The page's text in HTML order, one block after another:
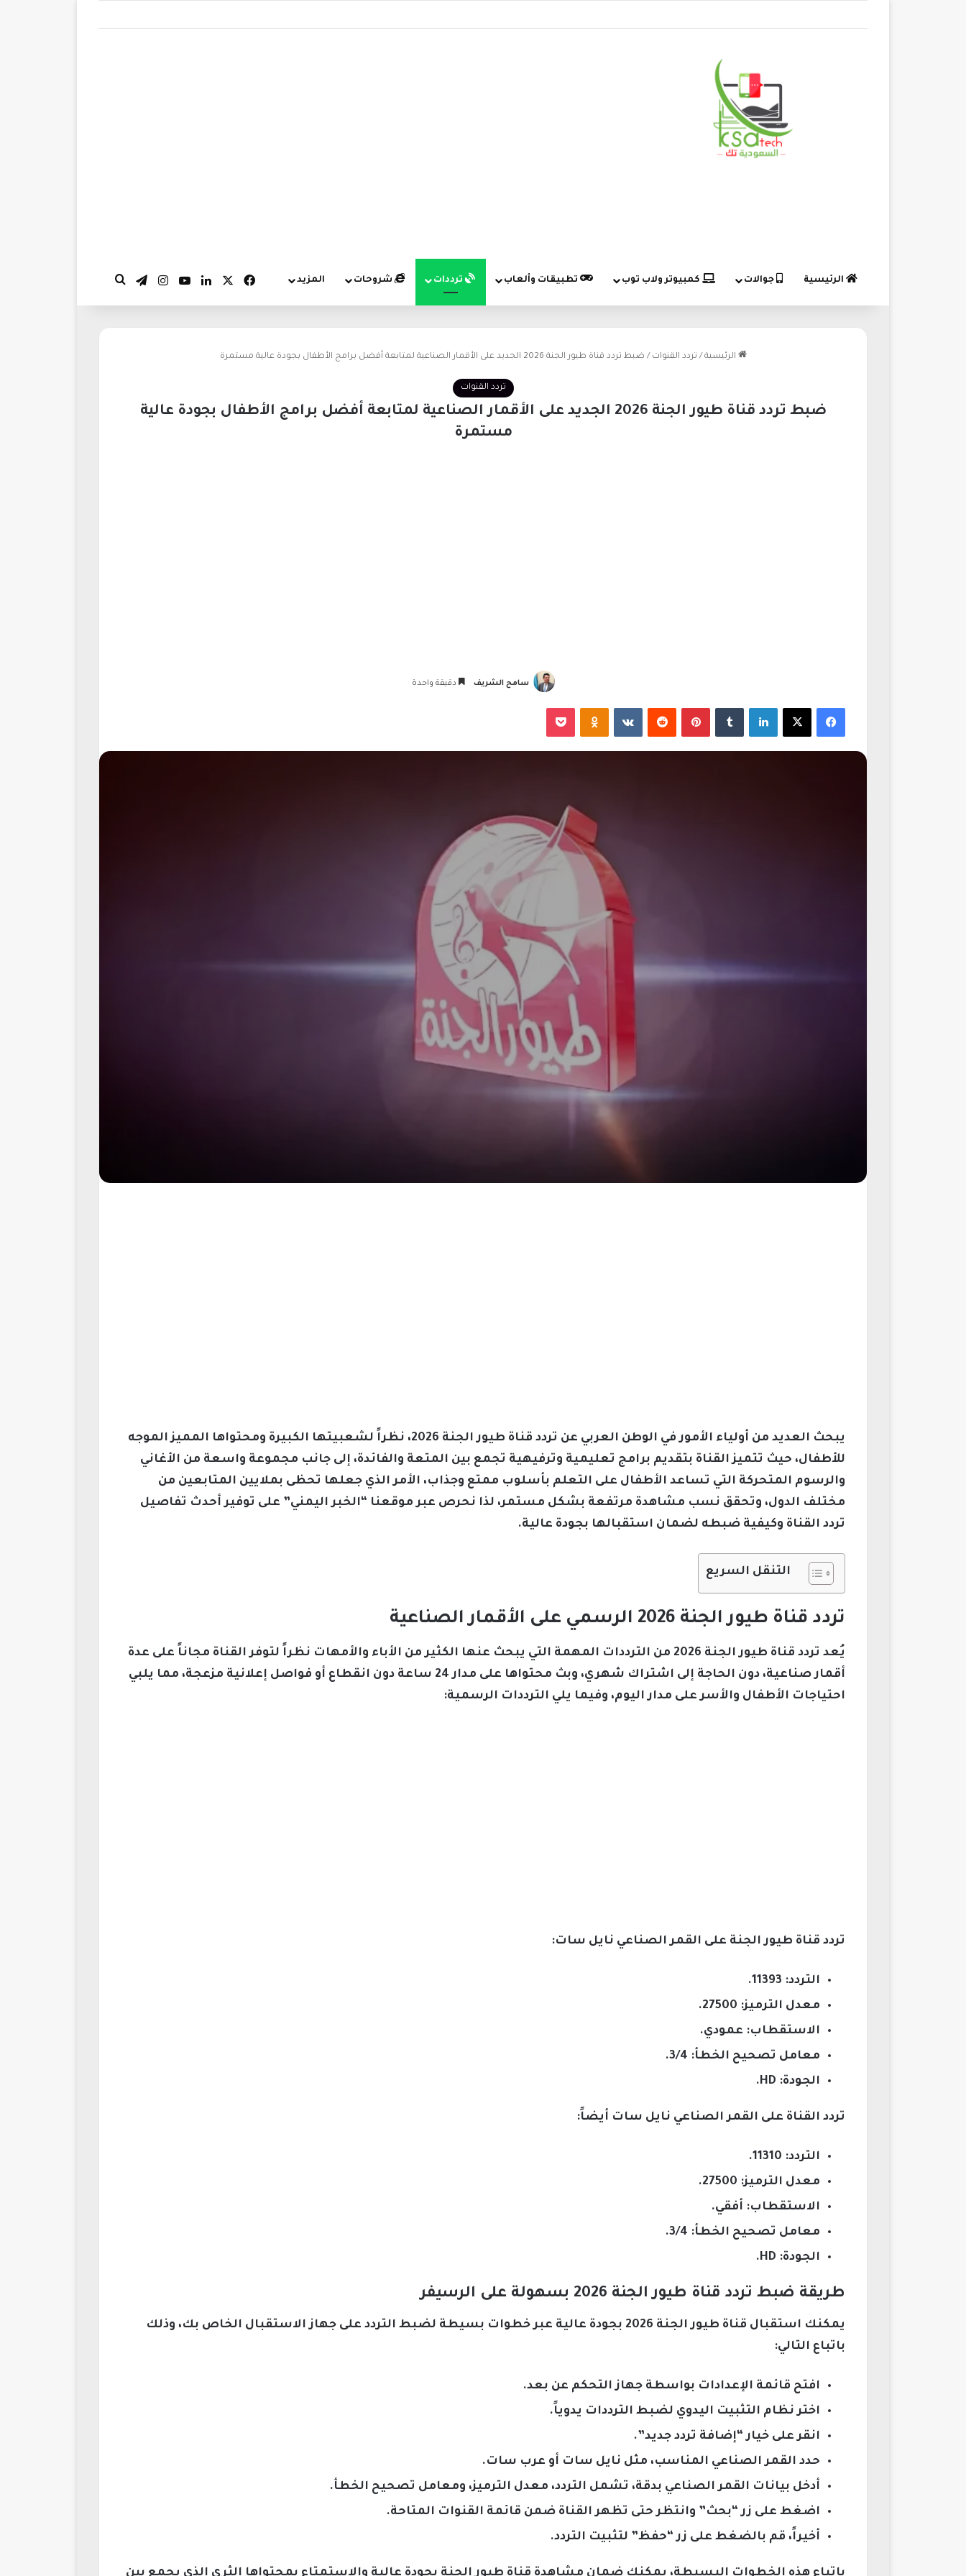
الرئيسية جوالات كمبيوتر ولاب توب تطبيقات وألعاب ترددات شروحات المزيد فيسبوك لينكدإن‫YouTubeانستقرام
تيلقرام
الرئيسية / تردد القنوات / ضبط تردد قناة طيور الجنة 2026 الجديد على الأقمار الصناعية لمتابعة أفضل برامج الأطفال بجودة عالية مستمرة
تردد القنوات
ضبط تردد قناة طيور الجنة 2026 الجديد على الأقمار الصناعية لمتابعة أفضل برامج الأطفال بجودة عالية
مستمرة
سامح الشريف دقيقة واحدة
فيسبوك لينكدإن بينتيريست
يبحث العديد من أولياء الأمور في الوطن العربي عن تردد قناة طيور الجنة 2026، نظراً لشعبيتها الكبيرة ومحتواها المميز الموجه
للأطفال، حيث تتميز القناة بتقديم برامج تعليمية وترفيهية تجمع بين المتعة والفائدة، إلى جانب مجموعة واسعة من الأغاني
والرسوم المتحركة التي تساعد الأطفال على التعلم بأسلوب ممتع وجذاب، الأمر الذي جعلها تحظى بملايين المتابعين من
مختلف الدول، وتحقق نسب مشاهدة مرتفعة بشكل مستمر، لذا نحرص عبر موقعنا “الخبر اليمني” على توفير أحدث تفاصيل
تردد القناة وكيفية ضبطه لضمان استقبالها بجودة عالية.
التنقل السريع
تردد قناة طيور الجنة 2026 الرسمي على الأقمار الصناعية
يُعد تردد قناة طيور الجنة 2026 من الترددات المهمة التي يبحث عنها الكثير من الأباء والأمهات نظراً لتوفر القناة مجاناً على عدة
أقمار صناعية، دون الحاجة إلى اشتراك شهري، وبث محتواها على مدار 24 ساعة دون انقطاع أو فواصل إعلانية مزعجة، مما يلبي
احتياجات الأطفال والأسر على مدار اليوم، وفيما يلي الترددات الرسمية:
تردد قناة طيور الجنة على القمر الصناعي نايل سات:
التردد: 11393.
معدل الترميز: 27500.
الاستقطاب: عمودي.
معامل تصحيح الخطأ: 3/4.
الجودة: HD.
تردد القناة على القمر الصناعي نايل سات أيضاً:
التردد: 11310.
معدل الترميز: 27500.
الاستقطاب: أفقي.
معامل تصحيح الخطأ: 3/4.
الجودة: HD.
طريقة ضبط تردد قناة طيور الجنة 2026 بسهولة على الرسيفر
يمكنك استقبال قناة طيور الجنة 2026 بجودة عالية عبر خطوات بسيطة لضبط التردد على جهاز الاستقبال الخاص بك، وذلك
باتباع التالي:
افتح قائمة الإعدادات بواسطة جهاز التحكم عن بعد.
اختر نظام التثبيت اليدوي لضبط الترددات يدوياً.
انقر على خيار “إضافة تردد جديد”.
حدد القمر الصناعي المناسب، مثل نايل سات أو عرب سات.
أدخل بيانات القمر الصناعي بدقة، تشمل التردد، معدل الترميز، ومعامل تصحيح الخطأ.
اضغط على زر “بحث” وانتظر حتى تظهر القناة ضمن قائمة القنوات المتاحة.
أخيراً، قم بالضغط على زر “حفظ” لتثبيت التردد.
باتباع هذه الخطوات البسيطة، يمكنك ضمان مشاهدة قناة طيور الجنة بجودة عالية والاستمتاع بمحتواها الثري الذي يجمع بين